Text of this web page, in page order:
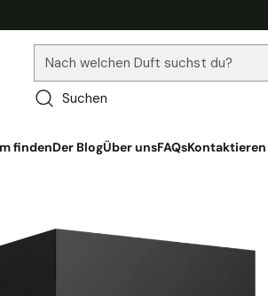
Nach welchen Duft suchst du?
Suchen
findenDer BlogÜber unsFAQsKontaktieren